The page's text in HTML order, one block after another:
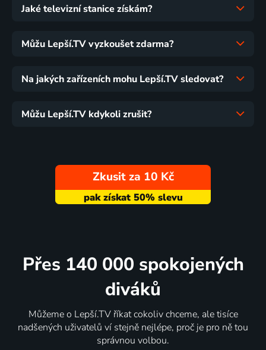
Jaké televizní stanice získám?
Můžu Lepší.TV vyzkoušet zdarma?
Na jakých zařízeních mohu Lepší.TV sledovat?
Můžu Lepší.TV kdykoli zrušit?
Zkusit za 10 Kč
Přes 140 000 spokojených
diváků
Můžeme o Lepší.TV říkat cokoliv chceme, ale tisíce
nadšených uživatelů ví stejně nejlépe, proč je pro ně tou
správnou volbou.